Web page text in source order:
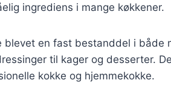
ingrediens i mange køkkener.
blevet en fast bestanddel i både
til kager og desserter.
kokke og hjemmekokke.